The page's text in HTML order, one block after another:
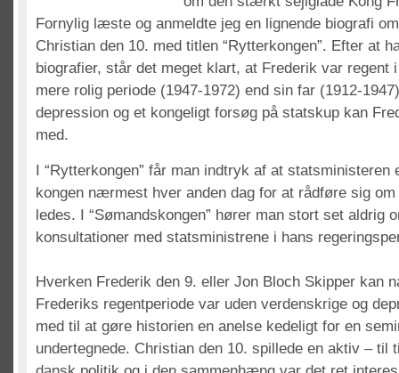
Fornylig læste og anmeldte jeg en lignende biografi
Christian den 10. med titlen “Rytterkongen”. Efter at
biografier, står det meget klart, at Frederik var regent
mere rolig periode (1947-1972) end sin far (1912-
depression og et kongeligt forsøg på statskup kan
med.
I “Rytterkongen” får man indtryk af at statsministeren
kongen nærmest hver anden dag for at rådføre sig
ledes. I “Sømandskongen” hører man stort set aldrig
konsultationer med statsministrene i hans
Hverken Frederik den 9. eller Jon Bloch Skipper kan
Frederiks regentperiode var uden verdenskrige og
med til at gøre historien en anelse kedeligt for en
undertegnede. Christian den 10. spillede en aktiv – til